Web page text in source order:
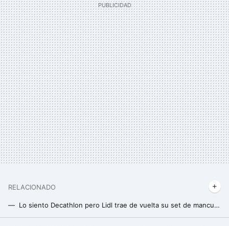
RELACIONADO
Lo siento Decathlon pero Lidl trae de vuelta su set de mancuernas viral con el que puedo entrenar en casa por menos de 20 euros